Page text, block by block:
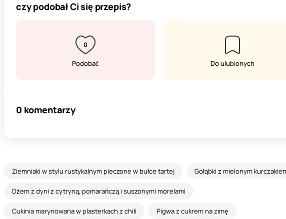
czy podobał Ci się przepis?
0
Podobać Do ulubionych
0 komentarzy
Ziemniaki w stylu rustykalnym pieczone w bułce tartej Gołąbki z mielonym
Dżem z dyni z cytryną, pomarańczą i suszonymi morelami
Cukinia marynowana w plasterkach z chili Pigwa z cukrem na zimę